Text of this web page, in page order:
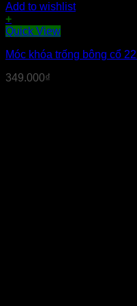
Add to wishlist
+
Quick View
Móc khóa trống bông cổ
349.000₫